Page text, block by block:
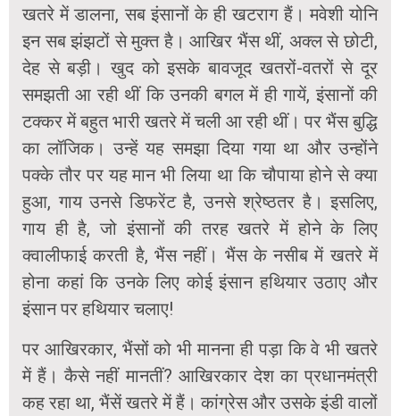
खतरे में डालना, सब इंसानों के ही खटराग हैं। मवेशी योनि
इन सब झंझटों से मुक्त है। आखिर भैंस थीं, अक्ल से छोटी,
देह से बड़ी। खुद को इसके बावजूद खतरों-वतरों से दूर
समझती आ रही थीं कि उनकी बगल में ही गायें, इंसानों की
टक्कर में बहुत भारी खतरे में चली आ रही थीं। पर भैंस बुद्धि
का लॉजिक। उन्हें यह समझा दिया गया था और उन्होंने
पक्के तौर पर यह मान भी लिया था कि चौपाया होने से क्या
हुआ, गाय उनसे डिफरेंट है, उनसे श्रेष्ठतर है। इसलिए,
गाय ही है, जो इंसानों की तरह खतरे में होने के लिए
क्वालीफाई करती है, भैंस नहीं। भैंस के नसीब में खतरे में
होना कहां कि उनके लिए कोई इंसान हथियार उठाए और
इंसान पर हथियार चलाए!
पर आखिरकार, भैंसों को भी मानना ही पड़ा कि वे भी खतरे
में हैं। कैसे नहीं मानतीं? आखिरकार देश का प्रधानमंत्री
कह रहा था, भैंसें खतरे में हैं। कांग्रेस और उसके इंडी वालों